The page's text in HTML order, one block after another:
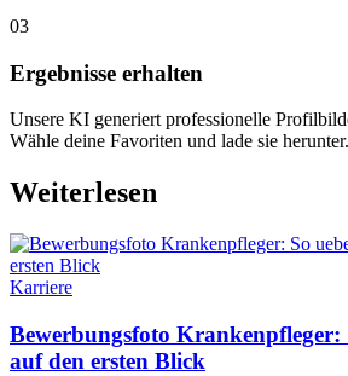
03
Ergebnisse erhalten
Unsere KI generiert professionelle
Wähle deine Favoriten und lade sie herunter.
Weiterlesen
Karriere
Bewerbungsfoto Krankenpfleger:
auf den ersten Blick